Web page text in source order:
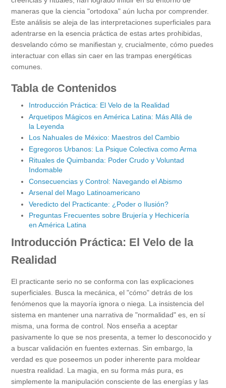
maneras que la ciencia "ortodoxa" aún lucha por comprender.
Este análisis se aleja de las interpretaciones superficiales para
adentrarse en la esencia práctica de estas artes prohibidas,
desvelando cómo se manifiestan y, crucialmente, cómo puedes
interactuar con ellas sin caer en las trampas energéticas
comunes.
Tabla de Contenidos
Introducción Práctica: El Velo de la Realidad
Arquetipos Mágicos en América Latina: Más Allá de
la Leyenda
Los Nahuales de México: Maestros del Cambio
Egregoros Urbanos: La Psique Colectiva como Arma
Rituales de Quimbanda: Poder Crudo y Voluntad
Indomable
Consecuencias y Control: Navegando el Abismo
Arsenal del Mago Latinoamericano
Veredicto del Practicante: ¿Poder o Ilusión?
Preguntas Frecuentes sobre Brujería y Hechicería
en América Latina
Introducción Práctica: El Velo de la
Realidad
El practicante serio no se conforma con las explicaciones
superficiales. Busca la mecánica, el "cómo" detrás de los
fenómenos que la mayoría ignora o niega. La insistencia del
sistema en mantener una narrativa de "normalidad" es, en sí
misma, una forma de control. Nos enseña a aceptar
pasivamente lo que se nos presenta, a temer lo desconocido y
a buscar validación en fuentes externas. Sin embargo, la
verdad es que poseemos un poder inherente para moldear
nuestra realidad. La magia, en su forma más pura, es
simplemente la manipulación consciente de las energías y las